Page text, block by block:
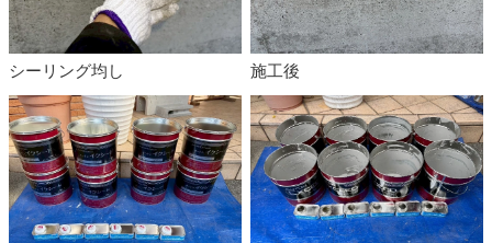
シーリング均し 施工後